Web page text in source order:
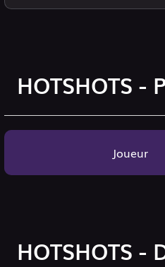
HOTSHOTS -
Joueur
HOTSHOTS -